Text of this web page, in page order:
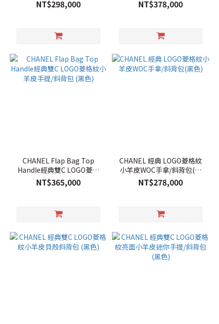
NT$298,000 NT$378,000
CHANEL Flap Bag Top
Handle經典雙C LOGO菱格
紋小羊皮手提/斜背包 (黑色)
NT$365,000
CHANEL 經典 LOGO菱格紋
小羊皮WOC手拿/斜背包(黑
色)
NT$278,000